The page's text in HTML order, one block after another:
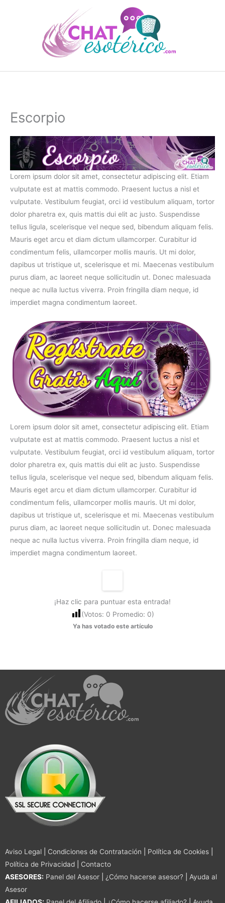
Escorpio
Lorem ipsum dolor sit amet, consectetur adipiscing elit. Etiam
vulputate est at mattis commodo. Praesent luctus a nisl et
vulputate. Vestibulum feugiat, orci id vestibulum aliquam, tortor
dolor pharetra ex, quis mattis dui elit ac justo. Suspendisse
tellus ligula, scelerisque vel neque sed, bibendum aliquam felis.
Mauris eget arcu et diam dictum ullamcorper. Curabitur id
condimentum felis, ullamcorper mollis mauris. Ut mi dolor,
dapibus ut tristique ut, scelerisque et mi. Maecenas vestibulum
purus diam, ac laoreet neque sollicitudin ut. Donec malesuada
neque ac nulla luctus viverra. Proin fringilla diam neque, id
imperdiet magna condimentum laoreet.
Lorem ipsum dolor sit amet, consectetur adipiscing elit. Etiam
vulputate est at mattis commodo. Praesent luctus a nisl et
vulputate. Vestibulum feugiat, orci id vestibulum aliquam, tortor
dolor pharetra ex, quis mattis dui elit ac justo. Suspendisse
tellus ligula, scelerisque vel neque sed, bibendum aliquam felis.
Mauris eget arcu et diam dictum ullamcorper. Curabitur id
condimentum felis, ullamcorper mollis mauris. Ut mi dolor,
dapibus ut tristique ut, scelerisque et mi. Maecenas vestibulum
purus diam, ac laoreet neque sollicitudin ut. Donec malesuada
neque ac nulla luctus viverra. Proin fringilla diam neque, id
imperdiet magna condimentum laoreet.
¡Haz clic para puntuar esta entrada!
(Votos: 0 Promedio: 0)
Ya has votado este artículo
Aviso Legal Condiciones de Contratación Política de Cookies
Política de Privacidad
Contacto
ASESORES: Panel del Asesor ¿Cómo hacerse asesor?
Ayuda al
Asesor